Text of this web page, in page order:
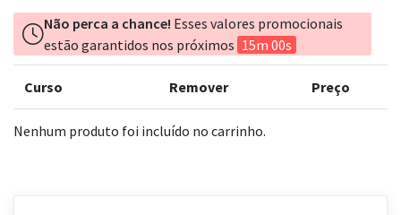
Não perca a chance! Esses valores promocionais
estão garantidos nos próximos 15m 00s
Curso Remover Preço
Nenhum produto foi incluído no carrinho.